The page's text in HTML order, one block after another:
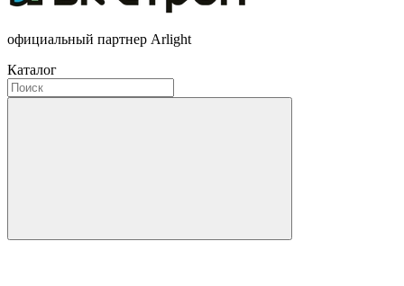
официальный партнер Arlight
Каталог